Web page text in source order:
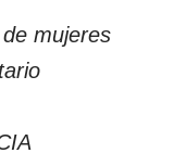
mujeres